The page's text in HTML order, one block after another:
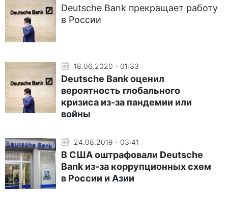
Deutsche Bank прекращает работу
в России
18.06.2020 - 01:33
Deutsche Bank оценил
вероятность глобального
кризиса из-за пандемии или
войны
24.08.2019 - 03:41
В США оштрафовали Deutsche
Bank из-за коррупционных схем
в России и Азии